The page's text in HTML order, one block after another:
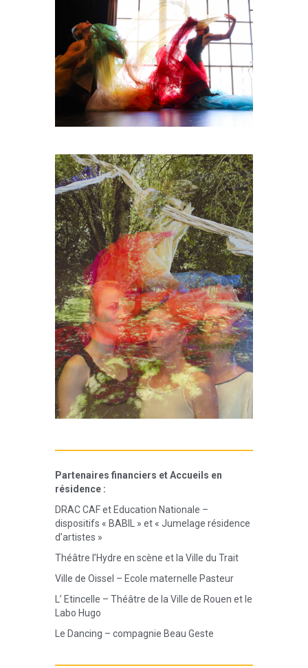
Partenaires financiers et Accueils en
résidence :
DRAC CAF et Education Nationale –
dispositifs « BABIL » et « Jumelage résidence
d’artistes »
Théâtre l’Hydre en scène et la Ville du Trait
Ville de Oissel – Ecole maternelle Pasteur
L’ Etincelle – Théâtre de la Ville de Rouen et le
Labo Hugo
Le Dancing – compagnie Beau Geste